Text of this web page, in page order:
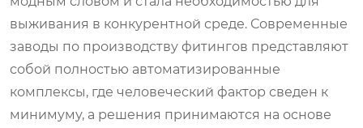
выживания в конкурентной среде. Современные
заводы по производству фитингов представляют
собой полностью автоматизированные
комплексы, где человеческий фактор сведен к
минимуму, а решения принимаются на основе